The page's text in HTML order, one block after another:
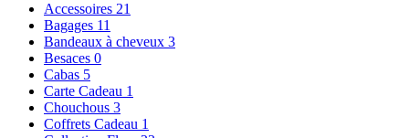
Accessoires 21
Bagages 11
Bandeaux à cheveux 3
Besaces 0
Cabas 5
Carte Cadeau 1
Chouchous 3
Coffrets Cadeau 1